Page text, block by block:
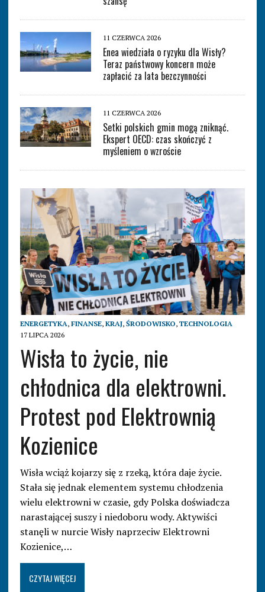
11 CZERWCA 2026
Enea wiedziała o ryzyku dla Wisły?
Teraz państwowy koncern może
zapłacić za lata bezczynności
11 CZERWCA 2026
Setki polskich gmin mogą zniknąć.
Ekspert OECD: czas skończyć z
myśleniem o wzroście
ENERGETYKA, FINANSE, KRAJ, ŚRODOWISKO, TECHNOLOGIA
17 LIPCA 2026
Wisła to życie, nie
chłodnica dla elektrowni.
Protest pod Elektrownią
Kozienice
Wisła wciąż kojarzy się z rzeką, która daje życie.
Stała się jednak elementem systemu chłodzenia
wielu elektrowni w czasie, gdy Polska doświadcza
narastającej suszy i niedoboru wody. Aktywiści
stanęli w nurcie Wisły naprzeciw Elektrowni
Kozienice,…
CZYTAJ WIĘCEJ